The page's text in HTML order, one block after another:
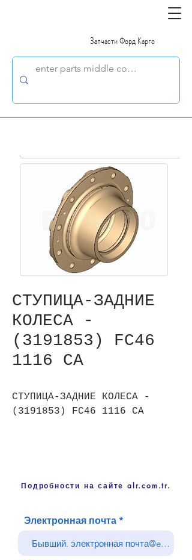
Запчасти Форд Карго
СТУПИЦА-ЗАДНИЕ
КОЛЕСА -
(3191853) FC46
1116 CA
СТУПИЦА-ЗАДНИЕ КОЛЕСА -
(3191853) FC46 1116 CA
Подробности на сайте alr.com.tr.
Электронная почта